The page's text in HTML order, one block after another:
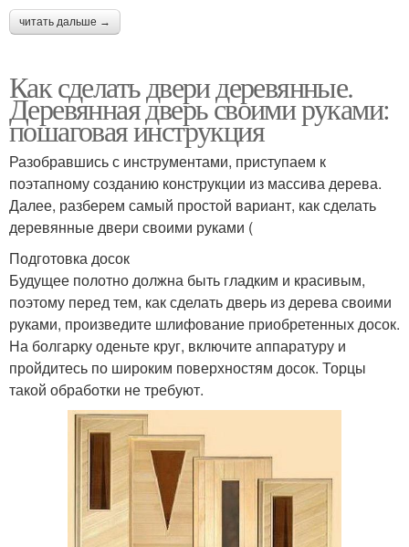
читать дальше →
Как сделать двери деревянные.
Деревянная дверь своими руками:
пошаговая инструкция
Разобравшись с инструментами, приступаем к
поэтапному созданию конструкции из массива дерева.
Далее, разберем самый простой вариант, как сделать
деревянные двери своими руками (
Подготовка досок
Будущее полотно должна быть гладким и красивым,
поэтому перед тем, как сделать дверь из дерева своими
руками, произведите шлифование приобретенных досок.
На болгарку оденьте круг, включите аппаратуру и
пройдитесь по широким поверхностям досок. Торцы
такой обработки не требуют.